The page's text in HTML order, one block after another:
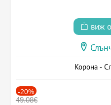
виж
Корона -
-20%
49.08€